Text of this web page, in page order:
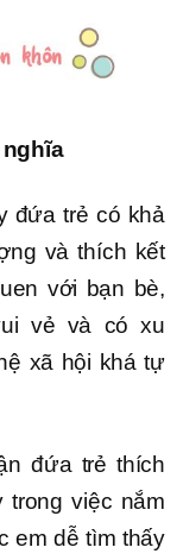
đứa trẻ có khả
và thích kết
với bạn bè,
vẻ và có xu
xã hội khá tự
đứa trẻ thích
trong việc nắm
em dễ tìm thấy